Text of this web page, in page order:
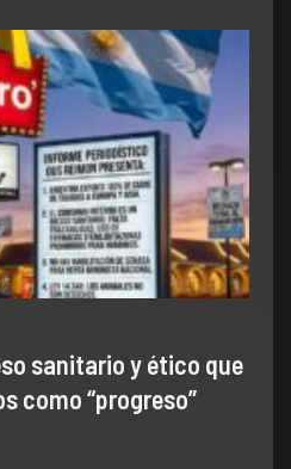
sanitario y ético que
como “progreso”